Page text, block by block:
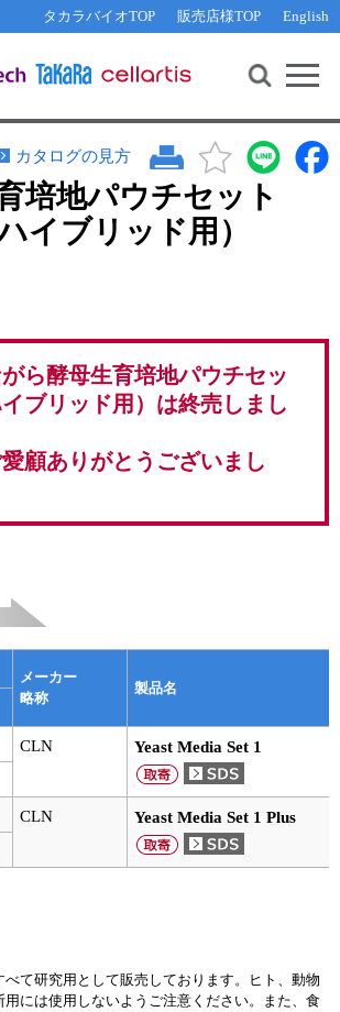
タカラバイオTOP 販売店様TOP English
シング
識
ライン
関するご相談
当製品
制限酵素切断サイトの検索
プライマー設計
ベクター配列ダウンロード
究ガイド
実験ガイド
お問い合わせ WEB会員登録
カタログの見方
培地パウチセット
イブリッド用）
ら酵母生育培地パウチセッ
ブリッド用） は終売しまし
顧ありがとうございまし
メーカー
略称
製品名
CLN Yeast Media Set 1
CLN Yeast Media Set 1 Plus
て研究用として販売しております。ヒト、動物
用には使用しないようご注意ください。また、食